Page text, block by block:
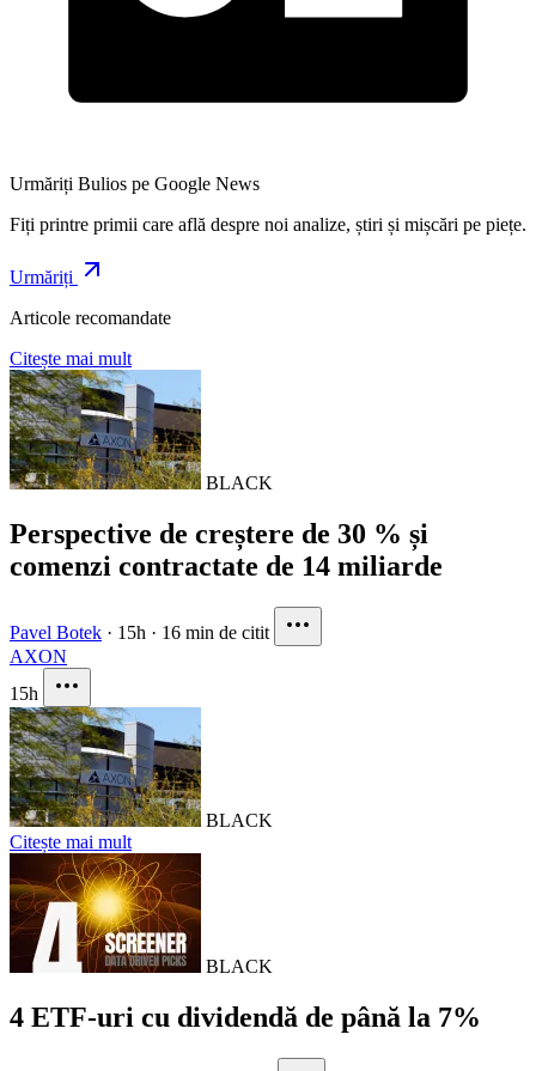
Urmăriți Bulios pe Google News
Fiți printre primii care află despre noi analize, știri și mișcări pe piețe.
Urmăriți
Articole recomandate
Citește mai mult
BLACK
Perspective de creștere de 30 % și
comenzi contractate de 14 miliarde
Pavel Botek · 15h · 16 min de citit
AXON
15h
BLACK
Citește mai mult
BLACK
4 ETF-uri cu dividendă de până la 7%